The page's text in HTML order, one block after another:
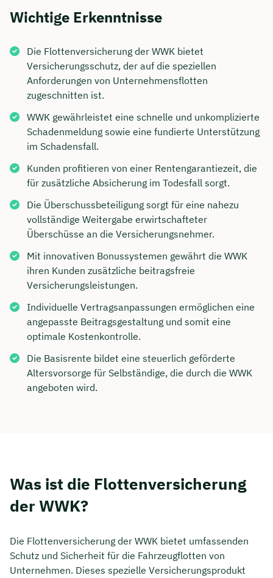
Wichtige Erkenntnisse
Die Flottenversicherung der WWK bietet
Versicherungsschutz, der auf die speziellen
Anforderungen von Unternehmensflotten
zugeschnitten ist.
WWK gewährleistet eine schnelle und unkomplizierte
Schadenmeldung sowie eine fundierte Unterstützung
im Schadensfall.
Kunden profitieren von einer Rentengarantiezeit, die
für zusätzliche Absicherung im Todesfall sorgt.
Die Überschussbeteiligung sorgt für eine nahezu
vollständige Weitergabe erwirtschafteter
Überschüsse an die Versicherungsnehmer.
Mit innovativen Bonussystemen gewährt die WWK
ihren Kunden zusätzliche beitragsfreie
Versicherungsleistungen.
Individuelle Vertragsanpassungen ermöglichen eine
angepasste Beitragsgestaltung und somit eine
optimale Kostenkontrolle.
Die Basisrente bildet eine steuerlich geförderte
Altersvorsorge für Selbständige, die durch die WWK
angeboten wird.
Was ist die Flottenversicherung
der WWK?
Die Flottenversicherung der WWK bietet umfassenden
Schutz und Sicherheit für die Fahrzeugflotten von
Unternehmen. Dieses spezielle Versicherungsprodukt